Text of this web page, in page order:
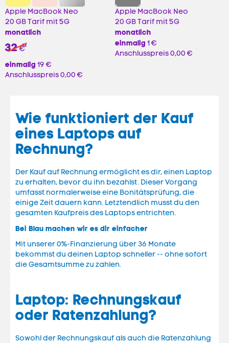
Apple MacBook Neo
20 GB Tarif mit 5G
monatlich
32 42
€
einmalig 19 €
Anschlusspreis0,00 €
Apple MacBook Neo
20 GB Tarif mit 5G
monatlich
einmalig 1 €
Anschlusspreis0,00 €
Wie funktioniert der Kauf
eines Laptops auf
Rechnung?
Der Kauf auf Rechnung ermöglicht es dir, einen Laptop
zu erhalten, bevor du ihn bezahlst. Dieser Vorgang
umfasst normalerweise eine Bonitätsprüfung, die
einige Zeit dauern kann. Letztendlich musst du den
gesamten Kaufpreis des Laptops entrichten.
Bei Blau machen wir es dir einfacher
Mit unserer 0%-Finanzierung über 36 Monate
bekommst du deinen Laptop schneller -- ohne sofort
die Gesamtsumme zu zahlen.
Laptop: Rechnungskauf
oder Ratenzahlung?
Sowohl der Rechnungskauf als auch die Ratenzahlung